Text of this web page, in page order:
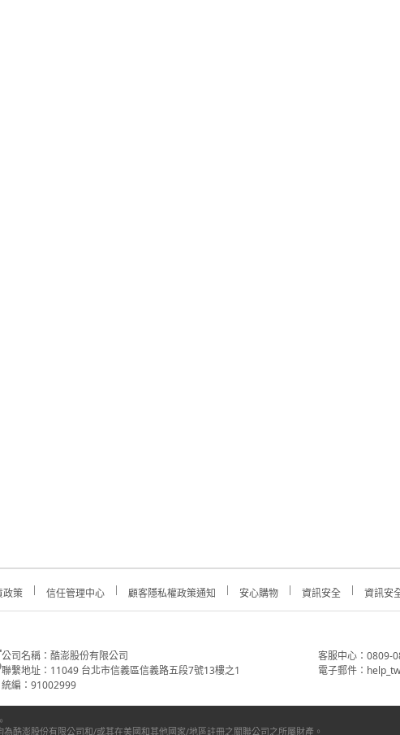
政策 信任管理中心 顧客隱私權政策通知 安心購物 資訊安全 資訊安
公司名稱：酷澎股份有限公司
聯繫地址：11049 台北市信義區信義路五段7號13樓之1
統編：91002999
客服中心：0809-
電子郵件：
酷澎股份有限公司和/或其在美國和其他國家/地區註冊之關聯公司之所屬財產。